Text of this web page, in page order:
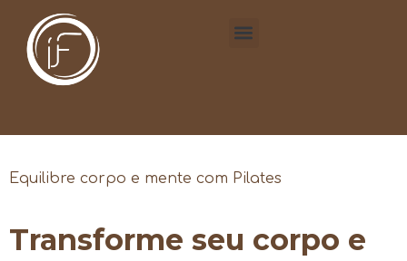
Equilibre corpo e mente com Pilates
Transforme seu corpo e